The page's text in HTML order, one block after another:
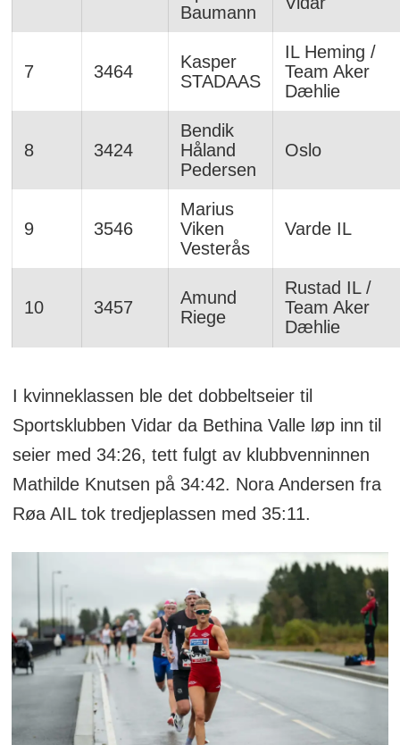
Baumann
7 3464
Kasper
STADAAS
IL Heming /
Team Aker
Dæhlie
8 3424
Bendik
Håland
Pedersen
Oslo
9 3546
Marius
Viken
Vesterås
Varde IL
10 3457
Amund
Riege
Rustad IL /
Team Aker
Dæhlie
I kvinneklassen ble det dobbeltseier til
Sportsklubben Vidar da Bethina Valle løp inn til
seier med 34:26, tett fulgt av klubbvenninnen
Mathilde Knutsen på 34:42. Nora Andersen fra
Røa AIL tok tredjeplassen med 35:11.